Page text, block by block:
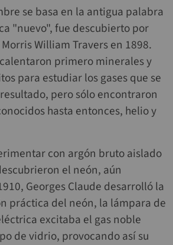
se basa en la antigua palabra
"nuevo", fue descubierto por
William Travers en 1898.
primero minerales y
para estudiar los gases que se
pero sólo encontraron
hasta entonces, helio y
con argón bruto aislado
el neón, aún
Georges Claude desarrolló la
práctica del neón, la lámpara de
excitaba el gas noble
de vidrio, provocando así su